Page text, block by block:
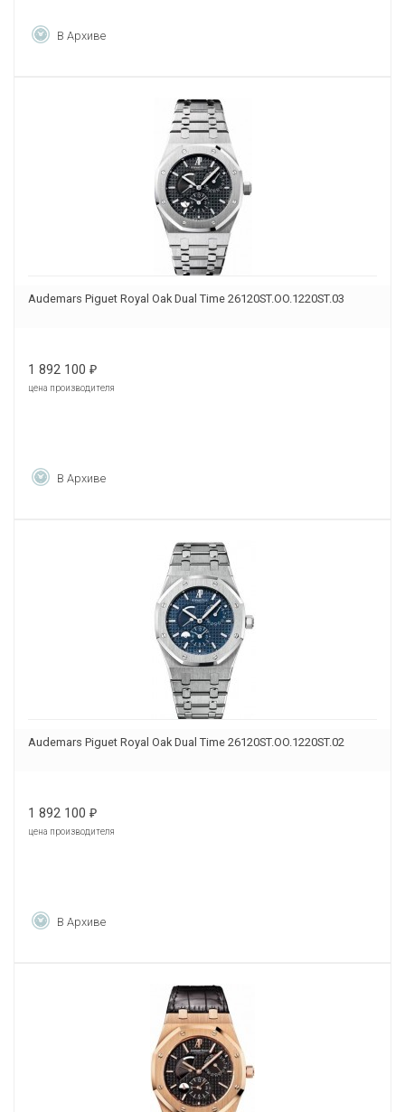
В Архиве
Audemars Piguet Royal Oak Dual Time 26120ST.OO.1220ST.03
1 892 100 ₽
цена производителя
В Архиве
Audemars Piguet Royal Oak Dual Time 26120ST.OO.1220ST.02
1 892 100 ₽
цена производителя
В Архиве